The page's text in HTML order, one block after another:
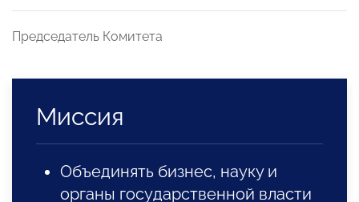
Председатель Комитета
Миссия
Объединять бизнес, науку и
органы государственной власти